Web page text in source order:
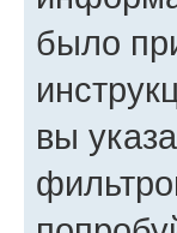
было
вы